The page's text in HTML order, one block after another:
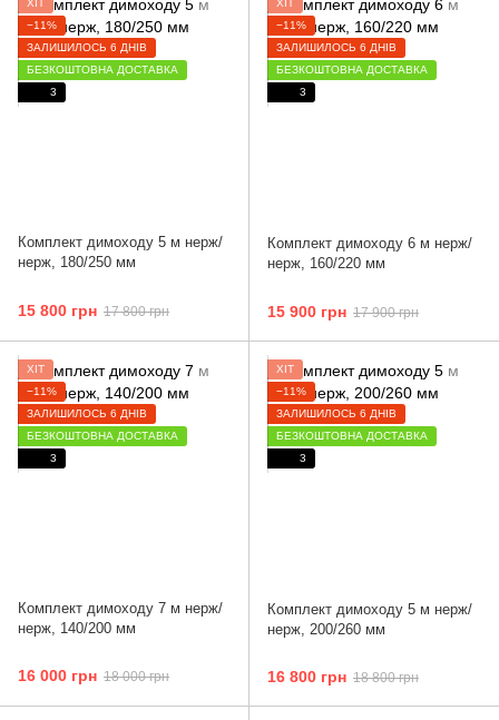
ХІТ
−11%
ЗАЛИШИЛОСЬ 6 ДНІВ
БЕЗКОШТОВНА ДОСТАВКА
3
Комплект димоходу 5 м нерж/
нерж, 180/250 мм
15 800 грн 17 800 грн
ХІТ
−11%
ЗАЛИШИЛОСЬ 6 ДНІВ
БЕЗКОШТОВНА ДОСТАВКА
3
Комплект димоходу 6 м нерж/
нерж, 160/220 мм
15 900 грн 17 900 грн
ХІТ
−11%
ЗАЛИШИЛОСЬ 6 ДНІВ
БЕЗКОШТОВНА ДОСТАВКА
3
Комплект димоходу 7 м нерж/
нерж, 140/200 мм
16 000 грн 18 000 грн
ХІТ
−11%
ЗАЛИШИЛОСЬ 6 ДНІВ
БЕЗКОШТОВНА ДОСТАВКА
3
Комплект димоходу 5 м нерж/
нерж, 200/260 мм
16 800 грн 18 800 грн